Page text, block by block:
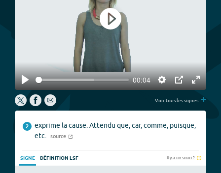
Play
00:04
Settings
PIP
Enter
Play
Voir tous les signes +
2
exprime la cause. Attendu que, car, comme, puisque,
etc.
source
SIGNE DÉFINITION LSF Il y a un souci ?